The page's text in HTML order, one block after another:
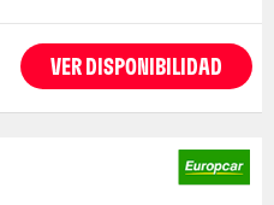
VER DISPONIBILIDAD